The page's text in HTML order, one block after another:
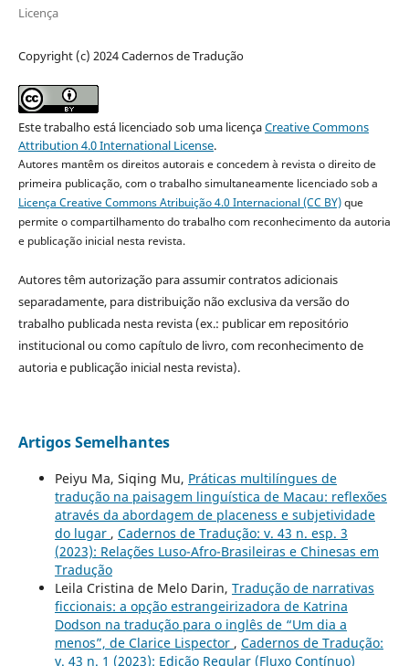
Licença
Copyright (c) 2024 Cadernos de Tradução
Este trabalho está licenciado sob uma licençaCreative Commons
Attribution 4.0 International License.
Autores mantêm os direitos autorais e concedem à revista o direito de
primeira publicação, com o trabalho simultaneamente licenciado sob a
Licença Creative Commons Atribuição 4.0 Internacional (CC BY)que
permite o compartilhamento do trabalho com reconhecimento da autoria
e publicação inicial nesta revista.
Autores têm autorização para assumir contratos adicionais
separadamente, para distribuição não exclusiva da versão do
trabalho publicada nesta revista (ex.: publicar em repositório
institucional ou como capítulo de livro, com reconhecimento de
autoria e publicação inicial nesta revista).
Artigos Semelhantes
Peiyu Ma, Siqing Mu, Práticas multilíngues de
tradução na paisagem linguística de Macau: reflexões
através da abordagem de placeness e subjetividade
do lugar , Cadernos de Tradução: v. 43 n. esp. 3
(2023): Relações Luso-Afro-Brasileiras e Chinesas em
Tradução
Leila Cristina de Melo Darin, Tradução de narrativas
ficcionais: a opção estrangeirizadora de Katrina
Dodson na tradução para o inglês de “Um dia a
menos”, de Clarice Lispector , Cadernos de Tradução:
v. 43 n. 1 (2023): Edição Regular (Fluxo Contínuo)